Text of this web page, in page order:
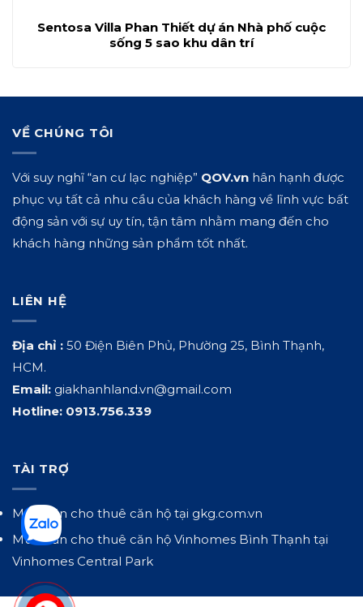
Sentosa Villa Phan Thiết dự án Nhà phố cuộc
sống 5 sao khu dân trí
VỀ CHÚNG TÔI
Với suy nghĩ “an cư lạc nghiệp” QOV.vn hân hạnh được
phục vụ tất cả nhu cầu của khách hàng về lĩnh vực bất
động sản với sự uy tín, tận tâm nhằm mang đến cho
khách hàng những sản phẩm tốt nhất.
LIÊN HỆ
Địa chỉ : 50 Điện Biên Phủ, Phường 25, Bình Thạnh,
HCM.
Email: giakhanhland.vn@gmail.com
Hotline: 0913.756.339
TÀI TRỢ
Mua bán cho thuê căn hộ tại gkg.com.vn
Mua bán cho thuê căn hộ Vinhomes Bình Thạnh tại
Vinhomes Central Park